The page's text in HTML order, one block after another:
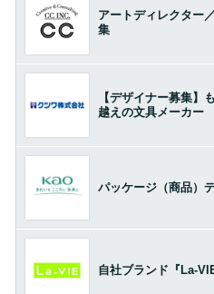
アートディレクター
集
【デザイナー募集】
越えの文具メーカー
パッケージ（商品）
自社ブランド『La-